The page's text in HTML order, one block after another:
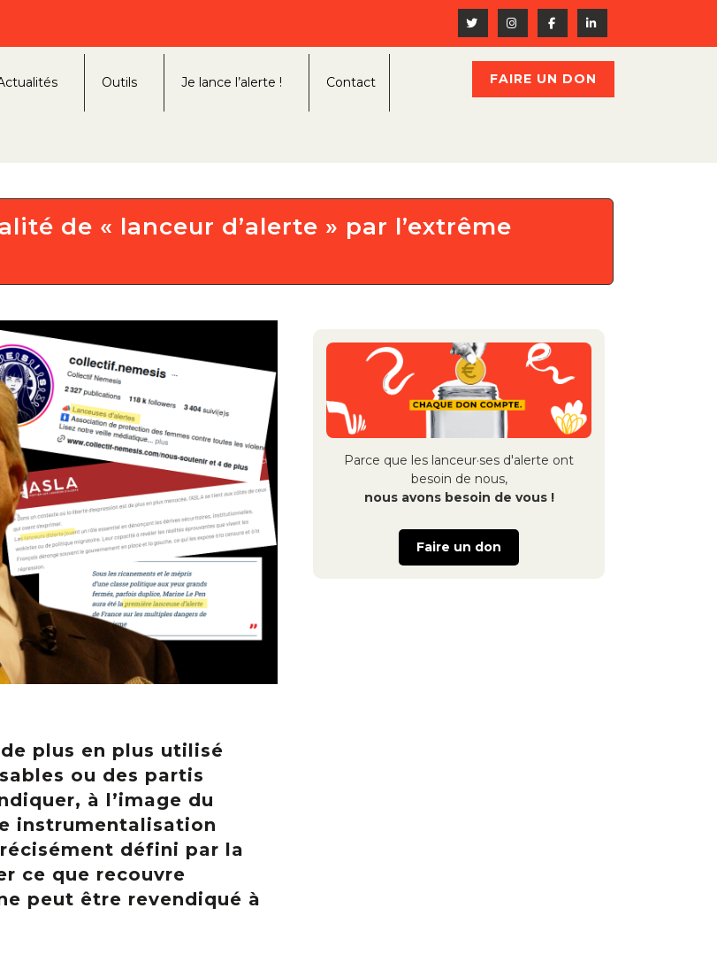
Outils Je lance l’alerte ! Contact FAIRE UN DON
de « lanceur d’alerte » par l’extrême
plus en plus utilisé
ou des partis
à l’image du
instrumentalisation
défini par la
ce que recouvre
peut être revendiqué à
Parce que les lanceur·ses d'alerte ont
besoin de nous,
nous avons besoin de vous !
Faire un don